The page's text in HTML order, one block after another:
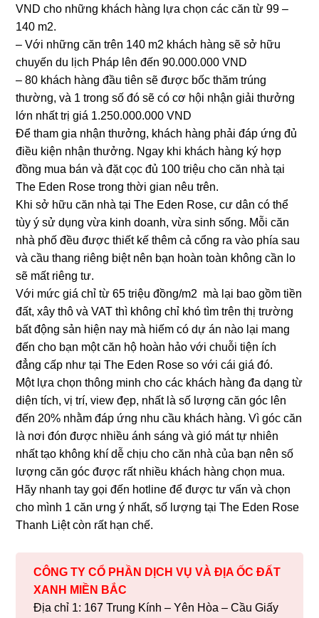
VND cho những khách hàng lựa chọn các căn từ 99 –
140 m2.
– Với những căn trên 140 m2 khách hàng sẽ sở hữu
chuyến du lịch Pháp lên đến 90.000.000 VND
– 80 khách hàng đầu tiên sẽ được bốc thăm trúng
thường, và 1 trong số đó sẽ có cơ hội nhận giải thưởng
lớn nhất trị giá 1.250.000.000 VND
Để tham gia nhận thưởng, khách hàng phải đáp ứng đủ
điều kiện nhận thưởng. Ngay khi khách hàng ký hợp
đồng mua bán và đặt cọc đủ 100 triệu cho căn nhà tại
The Eden Rose trong thời gian nêu trên.
Khi sở hữu căn nhà tại The Eden Rose, cư dân có thể
tùy ý sử dụng vừa kinh doanh, vừa sinh sống. Mỗi căn
nhà phố đều được thiết kế thêm cả cổng ra vào phía sau
và cầu thang riêng biệt nên bạn hoàn toàn không cần lo
sẽ mất riêng tư.
Với mức giá chỉ từ 65 triệu đồng/m2 mà lại bao gồm tiền
đất, xây thô và VAT thì không chỉ khó tìm trên thị trường
bất động sản hiện nay mà hiếm có dự án nào lại mang
đến cho bạn một căn hộ hoàn hảo với chuỗi tiện ích
đẳng cấp như tại The Eden Rose so với cái giá đó.
Một lựa chọn thông minh cho các khách hàng đa dạng từ
diện tích, vị trí, view đẹp, nhất là số lượng căn góc lên
đến 20% nhằm đáp ứng nhu cầu khách hàng. Vì góc căn
là nơi đón được nhiều ánh sáng và gió mát tự nhiên
nhất tạo không khí dễ chịu cho căn nhà của bạn nên số
lượng căn góc được rất nhiều khách hàng chọn mua.
Hãy nhanh tay gọi đến hotline để được tư vấn và chọn
cho mình 1 căn ưng ý nhất, số lượng tại The Eden Rose
Thanh Liệt còn rất hạn chế.
CÔNG TY CỔ PHẦN DỊCH VỤ VÀ ĐỊA ỐC ĐẤT
XANH MIỀN BẮC
Địa chỉ 1: 167 Trung Kính – Yên Hòa – Cầu Giấy